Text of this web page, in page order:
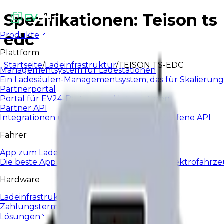
Produkte
Plattform
Managementsystem für Ladestationen
Ein Ladesäulen-Managementsystem, das für
Partnerportal
Portal für EV24-Partner und Integratoren
Partner API
Integrationen und Automatisierung über offene API
Fahrer
App zum Laden von E-Autos
Die beste App für das tägliche Laden von
Hardware
Ladeinfrastruktur
Zahlungsterminals
Lösungen
Spezifikationen: Teison ts
edc
Startseite/Ladeinfrastruktur/TEISON TS-EDC